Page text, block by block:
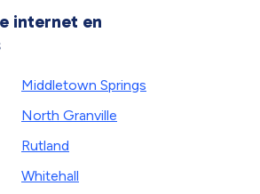
internet en
Middletown Springs
North Granville
Rutland
Whitehall